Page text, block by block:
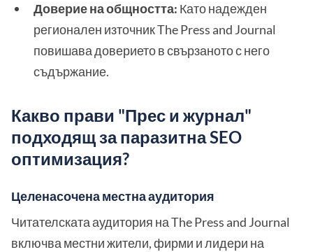
Доверие на общността: Като надежден
регионален източник The Press and Journal
повишава доверието в свързаното с него
съдържание.
Какво прави "Прес и журнал"
подходящ за паразитна SEO
оптимизация?
Целенасочена местна аудитория
Читателската аудитория на The Press and Journal
включва местни жители, фирми и лидери на